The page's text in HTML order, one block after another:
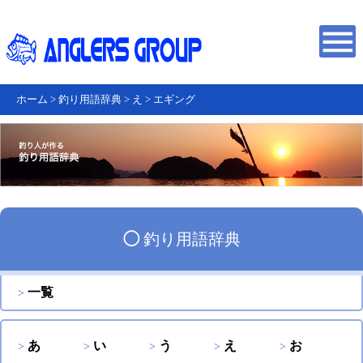
ホーム > 釣り用語辞典 > え > エギング
◯釣り用語辞典
一覧
あ い う え
お